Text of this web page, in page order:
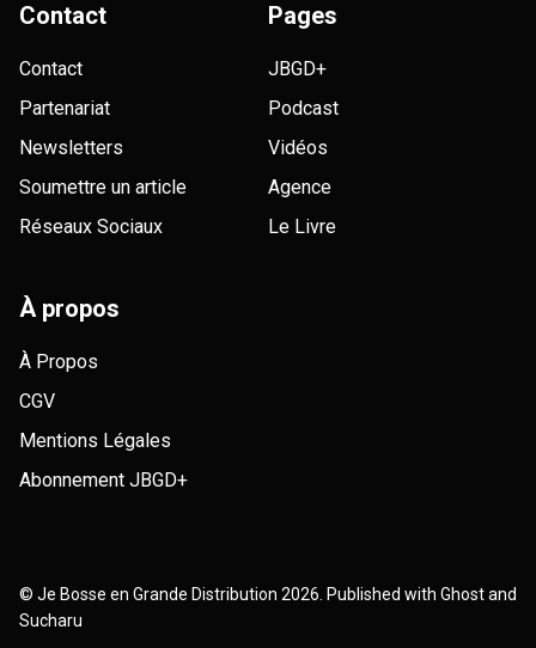
Contact
Contact
Partenariat
Newsletters
Soumettre un article
Réseaux Sociaux
Pages
JBGD+
Podcast
Vidéos
Agence
Le Livre
À propos
À Propos
CGV
Mentions Légales
Abonnement JBGD+
© Je Bosse en Grande Distribution 2026. Published with Ghostand
Sucharu